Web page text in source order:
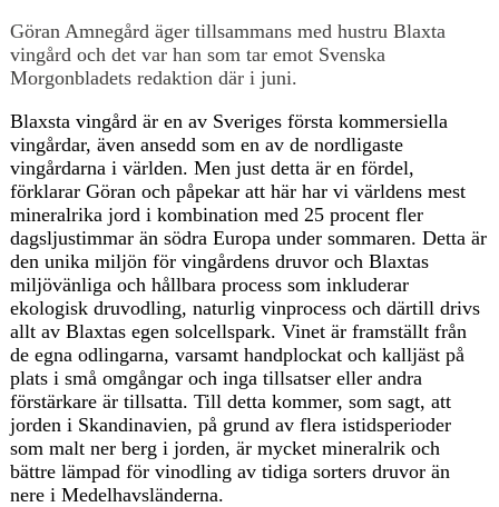
Göran Amnegård äger tillsammans med hustru Blaxta
vingård och det var han som tar emot Svenska
Morgonbladets redaktion där i juni.
Blaxsta vingård är en av Sveriges första kommersiella
vingårdar, även ansedd som en av de nordligaste
vingårdarna i världen. Men just detta är en fördel,
förklarar Göran och påpekar att här har vi världens mest
mineralrika jord i kombination med 25 procent fler
dagsljustimmar än södra Europa under sommaren. Detta är
den unika miljön för vingårdens druvor och Blaxtas
miljövänliga och hållbara process som inkluderar
ekologisk druvodling, naturlig vinprocess och därtill drivs
allt av Blaxtas egen solcellspark. Vinet är framställt från
de egna odlingarna, varsamt handplockat och kalljäst på
plats i små omgångar och inga tillsatser eller andra
förstärkare är tillsatta. Till detta kommer, som sagt, att
jorden i Skandinavien, på grund av flera istidsperioder
som malt ner berg i jorden, är mycket mineralrik och
bättre lämpad för vinodling av tidiga sorters druvor än
nere i Medelhavsländerna.